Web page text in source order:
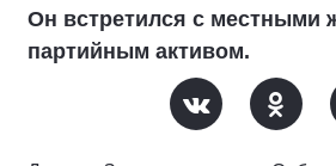
Он встретился с местными
партийным активом.